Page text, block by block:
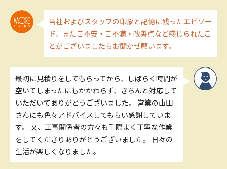
当社およびスタッフの印象と記憶に残ったエピソー
ド、またご不安・ご不満・改善点など感じられたこ
とがございましたらお聞かせ願います。
最初に見積りをしてもらってから、しばらく時間が
空いてしまったにもかかわらず、きちんと対応して
いただいてありがとうございました。 営業の山田
さんにも色々アドバイスしてもらい感謝していま
す。 又、工事関係者の方々も手際よく丁寧な作業
をしてくださりありがとうございました。 日々の
生活が楽しくなりました。